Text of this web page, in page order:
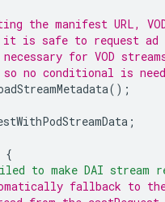
the manifest URL,
it is safe to request ad
for VOD
no conditional is
();
;
{
to make DAI stream
fallback to the